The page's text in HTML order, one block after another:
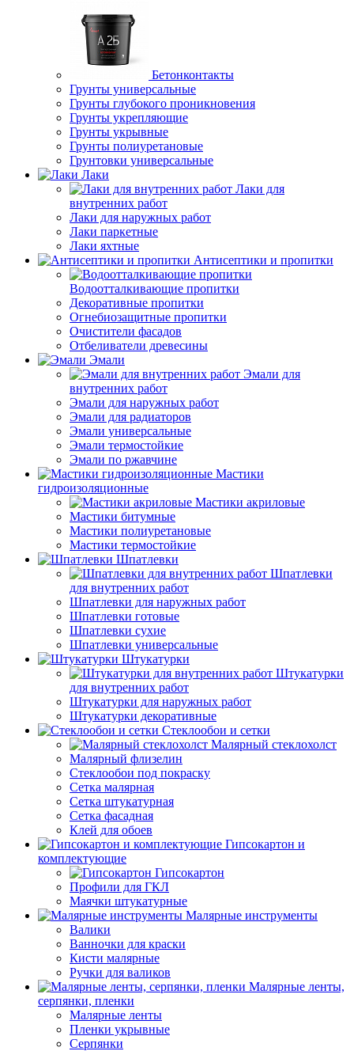
Бетонконтакты
Грунты универсальные
Грунты глубокого проникновения
Грунты укрепляющие
Грунты укрывные
Грунты полиуретановые
Грунтовки универсальные
Лаки
Лаки для
внутренних работ
Лаки для наружных работ
Лаки паркетные
Лаки яхтные
Антисептики и пропитки
Водоотталкивающие пропитки
Декоративные пропитки
Огнебиозащитные пропитки
Очистители фасадов
Отбеливатели древесины
Эмали
Эмали для
внутренних работ
Эмали для наружных работ
Эмали для радиаторов
Эмали универсальные
Эмали термостойкие
Эмали по ржавчине
Мастики
гидроизоляционные
Мастики акриловые
Мастики битумные
Мастики полиуретановые
Мастики термостойкие
Шпатлевки
Шпатлевки
для внутренних работ
Шпатлевки для наружных работ
Шпатлевки готовые
Шпатлевки сухие
Шпатлевки универсальные
Штукатурки
Штукатурки
для внутренних работ
Штукатурки для наружных работ
Штукатурки декоративные
Стеклообои и сетки
Малярный стеклохолст
Малярный флизелин
Стеклообои под покраску
Сетка малярная
Сетка штукатурная
Сетка фасадная
Клей для обоев
Гипсокартон и
комплектующие
Гипсокартон
Профили для ГКЛ
Маячки штукатурные
Малярные инструменты
Валики
Ванночки для краски
Кисти малярные
Ручки для валиков
Малярные ленты,
серпянки, пленки
Малярные ленты
Пленки укрывные
Серпянки